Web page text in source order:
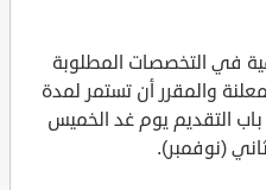
في التخصصات المطلوبة
والمقرر أن تستمر لمدة
التقديم يوم غد الخميس
(نوفمبر).